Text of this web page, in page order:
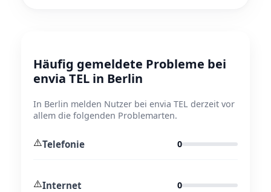
Häufig gemeldete Probleme bei
envia TEL in Berlin
In Berlin melden Nutzer bei envia TEL derzeit vor
allem die folgenden Problemarten.
⚠️Telefonie 0
⚠️Internet 0